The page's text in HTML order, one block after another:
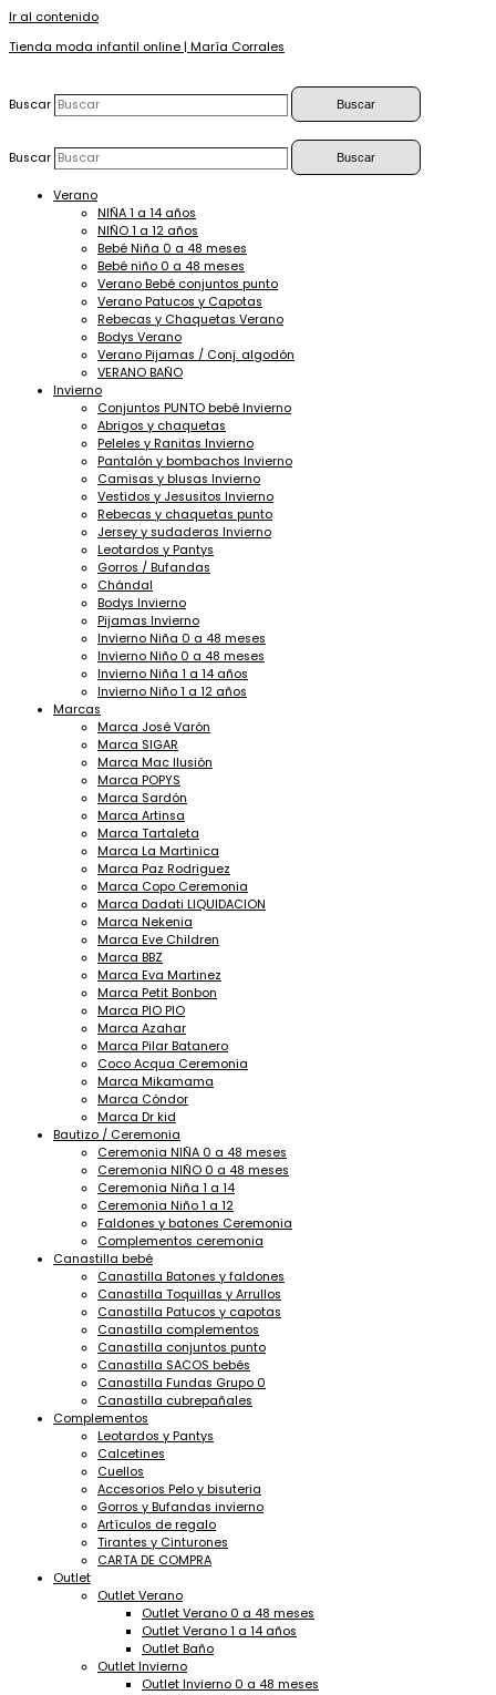
Ir al contenido
Tienda moda infantil online | María Corrales
Buscar Buscar
Buscar Buscar
Verano
NIÑA 1 a 14 años
NIÑO 1 a 12 años
Bebé Niña 0 a 48 meses
Bebé niño 0 a 48 meses
Verano Bebé conjuntos punto
Verano Patucos y Capotas
Rebecas y Chaquetas Verano
Bodys Verano
Verano Pijamas / Conj. algodón
VERANO BAÑO
Invierno
Conjuntos PUNTO bebé Invierno
Abrigos y chaquetas
Peleles y Ranitas Invierno
Pantalón y bombachos Invierno
Camisas y blusas Invierno
Vestidos y Jesusitos Invierno
Rebecas y chaquetas punto
Jersey y sudaderas Invierno
Leotardos y Pantys
Gorros / Bufandas
Chándal
Bodys Invierno
Pijamas Invierno
Invierno Niña 0 a 48 meses
Invierno Niño 0 a 48 meses
Invierno Niña 1 a 14 años
Invierno Niño 1 a 12 años
Marcas
Marca José Varón
Marca SIGAR
Marca Mac Ilusión
Marca POPYS
Marca Sardón
Marca Artinsa
Marca Tartaleta
Marca La Martinica
Marca Paz Rodriguez
Marca Copo Ceremonia
Marca Dadati LIQUIDACION
Marca Nekenia
Marca Eve Children
Marca BBZ
Marca Eva Martinez
Marca Petit Bonbon
Marca PIO PIO
Marca Azahar
Marca Pilar Batanero
Coco Acqua Ceremonia
Marca Mikamama
Marca Cóndor
Marca Dr kid
Bautizo / Ceremonia
Ceremonia NIÑA 0 a 48 meses
Ceremonia NIÑO 0 a 48 meses
Ceremonia Niña 1 a 14
Ceremonia Niño 1 a 12
Faldones y batones Ceremonia
Complementos ceremonia
Canastilla bebé
Canastilla Batones y faldones
Canastilla Toquillas y Arrullos
Canastilla Patucos y capotas
Canastilla complementos
Canastilla conjuntos punto
Canastilla SACOS bebés
Canastilla Fundas Grupo 0
Canastilla cubrepañales
Complementos
Leotardos y Pantys
Calcetines
Cuellos
Accesorios Pelo y bisuteria
Gorros y Bufandas invierno
Artículos de regalo
Tirantes y Cinturones
CARTA DE COMPRA
Outlet
Outlet Verano
Outlet Verano 0 a 48 meses
Outlet Verano 1 a 14 años
Outlet Baño
Outlet Invierno
Outlet Invierno 0 a 48 meses